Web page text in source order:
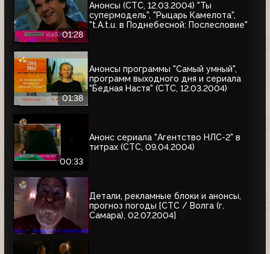
01:28
Анонсы (СТС, 12.03.2004) "Ты
супермодель", "Рыцарь Камелота",
"t.A.t.u. в Поднебесной: Послесловие"
01:38
Анонсы программы "Самый умный",
программ выходного дня и сериала
"Бедная Настя" (СТС, 12.03.2004)
00:33
Анонс сериала "Агентство НЛС-2" в
титрах (СТС, 09.04.2004)
Детали, рекламные блоки и анонсы,
прогноз погоды [СТС / Волга (г.
Самара), 02.07.2004]